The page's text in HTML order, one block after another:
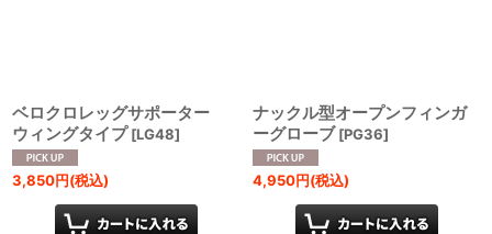
ベロクロレッグサポーター
ウィングタイプ [LG48]
3,850円(税込)
ナックル型オープンフィンガ
ーグローブ [PG36]
4,950円(税込)